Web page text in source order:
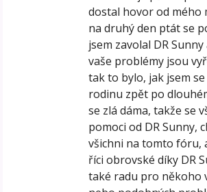
dostal hovor od mého
na druhý den ptát se
jsem zavolal DR
vaše problémy jsou
tak to bylo, jak jsem
rodinu zpět po
se zlá dáma, takže se
pomoci od DR Sunny,
všichni na tomto fóru,
říci obrovské díky DR
také radu pro někoho